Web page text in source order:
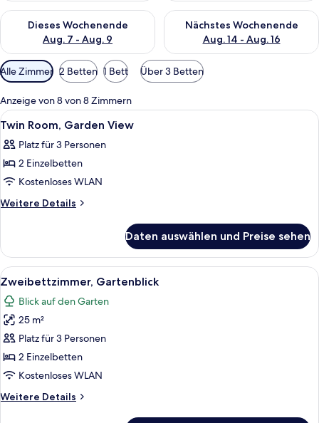
Dieses Wochenende
Aug. 7 - Aug. 9
Überprüfe die Verfügbarkeit für dieses Wochenende, Aug. 7
Nächstes Wochenende
Aug. 14 - Aug. 16
Überprüfe die Verfügbarkeit
Verfügbare
Filter
für
Zimmer
Alle Zimmer 2 Betten 1 Bett Über 3 Betten
Anzeige von 8 von 8 Zimmern
Alle
Fotos
für
Twin
Room,
Garden
Ein Hotelzimmer mit Bett,
5
Twin Room, Garden View
Platz für 3 Personen
2 Einzelbetten
Kostenloses WLAN
Weitere Details
Weitere
Room,
Garden
View
Daten auswählen und Preise sehen
Alle
Fotos
für
Zweibettzimmer,
Gartenblick
anzeigen
Ein Hotelzimmer mit einem Bett,
7
Zweibettzimmer, Gartenblick
Blick auf den Garten
25 m²
Platz für 3 Personen
2 Einzelbetten
Kostenloses WLAN
Weitere Details
Weitere